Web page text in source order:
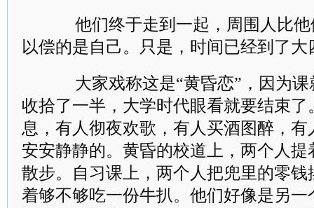
他们终于走到一起，周围人比他
以偿的是自己。只是，时间已经到了
大家戏称这是“黄昏恋”，因为课
收拾了一半，大学时代眼看就要结束
息，有人彻夜欢歌，有人买酒图醉，
安安静静的。黄昏的校道上，两个人
散步。自习课上，两个人把兜里的零
着够不够吃一份牛扒。他们好像是另